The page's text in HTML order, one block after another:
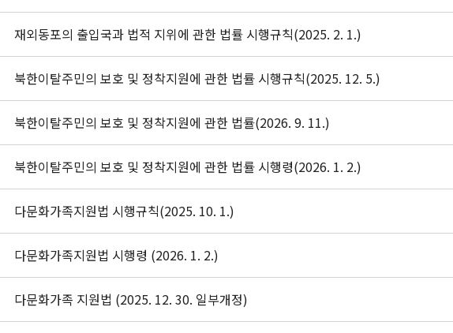
재외동포의 출입국과 법적 지위에 관한 법률 시행규칙(2025. 2. 1.)
북한이탈주민의 보호 및 정착지원에 관한 법률 시행규칙(2025. 12. 5.)
북한이탈주민의 보호 및 정착지원에 관한 법률(2026. 9. 11.)
북한이탈주민의 보호 및 정착지원에 관한 법률 시행령(2026. 1. 2.)
다문화가족지원법 시행규칙(2025. 10. 1.)
다문화가족지원법 시행령 (2026. 1. 2.)
다문화가족 지원법 (2025. 12. 30. 일부개정)